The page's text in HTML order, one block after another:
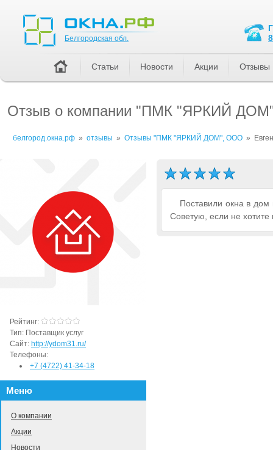
Отзыв о компании "ПМК "ЯРКИЙ
белгород.окна.рф » отзывы » Отзывы "ПМК "ЯРКИЙ ДОМ", ООО »
Поставили окна в
Советую, если не
Рейтинг:
Тип: Поставщик услуг
Сайт: http://ydom31.ru/
Телефоны:
+7 (4722) 41-34-18
Меню
О компании
Акции
Новости
Белгородская обл.
Статьи Новости Акции Отзывы